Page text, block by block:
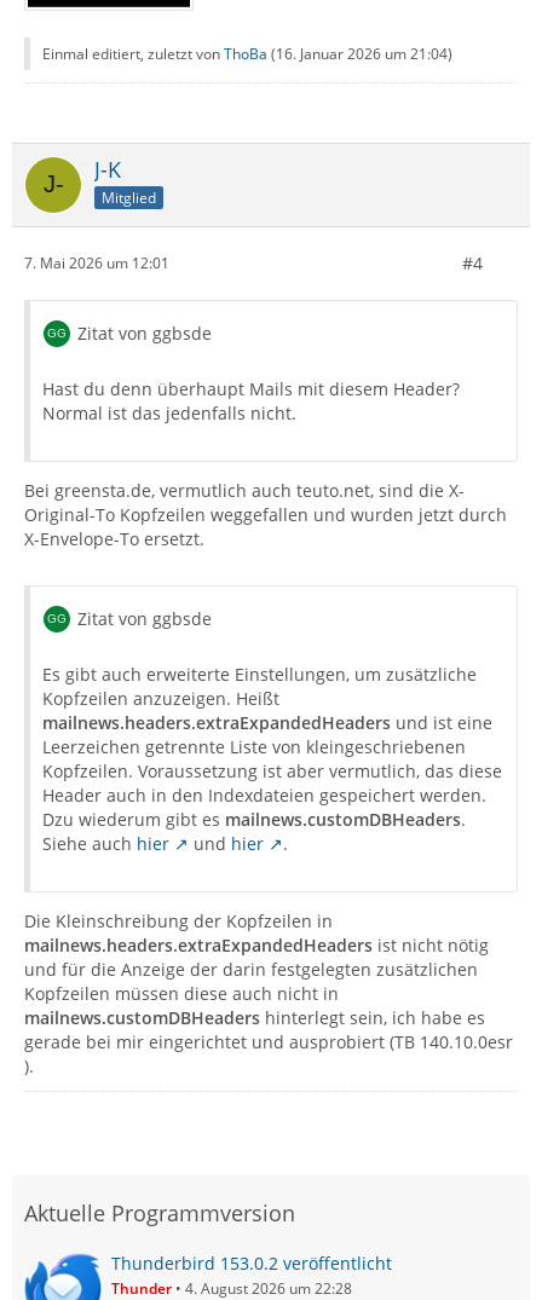
Einmal editiert, zuletzt vonThoBa (16. Januar 2026 um 21:04)
J-K
Mitglied
7. Mai 2026 um 12:01 #4
Zitat von ggbsde
Hast du denn überhaupt Mails mit diesem Header?
Normal ist das jedenfalls nicht.
Bei greensta.de, vermutlich auch teuto.net, sind die X-
Original-To Kopfzeilen weggefallen und wurden jetzt durch
X-Envelope-To ersetzt.
Zitat von ggbsde
Es gibt auch erweiterte Einstellungen, um zusätzliche
Kopfzeilen anzuzeigen. Heißt
mailnews.headers.extraExpandedHeaders und ist eine
Leerzeichen getrennte Liste von kleingeschriebenen
Kopfzeilen. Voraussetzung ist aber vermutlich, das diese
Header auch in den Indexdateien gespeichert werden.
Dzu wiederum gibt es mailnews.customDBHeaders.
Siehe auch hier und hier .
Die Kleinschreibung der Kopfzeilen in
mailnews.headers.extraExpandedHeaders ist nicht nötig
und für die Anzeige der darin festgelegten zusätzlichen
Kopfzeilen müssen diese auch nicht in
mailnews.customDBHeaders hinterlegt sein, ich habe es
gerade bei mir eingerichtet und ausprobiert (TB 140.10.0esr
).
Aktuelle Programmversion
Thunderbird 153.0.2 veröffentlicht
Thunder 4. August 2026 um 22:28